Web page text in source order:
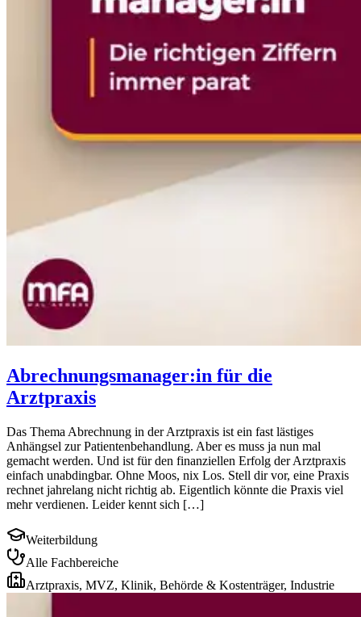
Abrechnungsmanager:in für die
Arztpraxis
Das Thema Abrechnung in der Arztpraxis ist ein fast lästiges
Anhängsel zur Patientenbehandlung. Aber es muss ja nun mal
gemacht werden. Und ist für den finanziellen Erfolg der Arztpraxis
einfach unabdingbar. Ohne Moos, nix Los. Stell dir vor, eine Praxis
rechnet jahrelang nicht richtig ab. Eigentlich könnte die Praxis viel
mehr verdienen. Leider kennt sich […]
Weiterbildung
Alle Fachbereiche
Arztpraxis, MVZ, Klinik, Behörde & Kostenträger, Industrie